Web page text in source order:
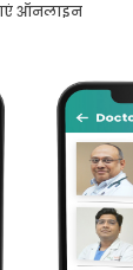
ऑनलाइन